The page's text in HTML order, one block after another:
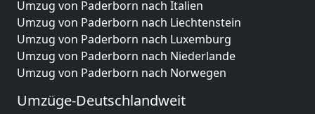
Umzug von Paderborn nach Italien
Umzug von Paderborn nach Liechtenstein
Umzug von Paderborn nach Luxemburg
Umzug von Paderborn nach Niederlande
Umzug von Paderborn nach Norwegen
Umzüge-Deutschlandweit